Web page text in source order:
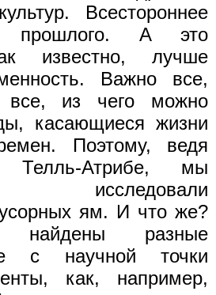
Всестороннее
прошлого. А это
известно, лучше
Важно все,
все, из чего можно
касающиеся жизни
Поэтому, ведя
Телль-Атрибе, мы
исследовали
ям. И что же?
разные
с научной точки
как, например,